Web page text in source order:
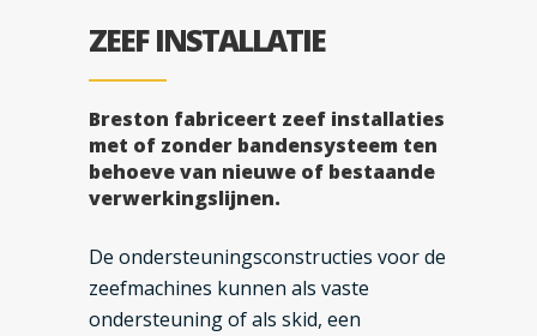
ZEEF INSTALLATIE
Breston fabriceert zeef installaties
met of zonder bandensysteem ten
behoeve van nieuwe of bestaande
verwerkingslijnen.
De ondersteuningsconstructies voor de
zeefmachines kunnen als vaste
ondersteuning of als skid, een